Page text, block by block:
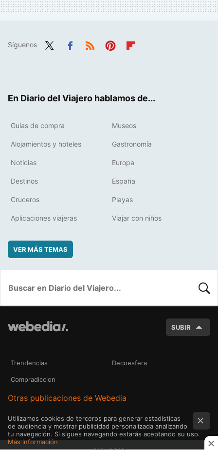
Síguenos
En Diario del Viajero hablamos de...
Guías de compra Museos
Alojamientos y hoteles Gastronomía
Noticias Europa
Destinos España
Cruceros Playas
Aplicaciones viajeras Viajar con niños
VER MÁS TEMAS
SUBIR
Trendencias Decoesfera
Compradiccion
Otras publicaciones de Webedia
Utilizamos cookies de terceros para generar estadísticas
de audiencia y mostrar publicidad personalizada analizando
tu navegación. Si sigues navegando estarás aceptando su uso.
Más información